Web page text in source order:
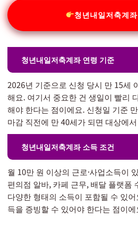
청년내일저축계
청년내일저축계좌 연령 기준
2026년 기준으로 신청 당시 만 15세
해요. 여기서 중요한 건 생일이 빨리
해야 한다는 점이에요. 신청일 기준
마감 직전에 만 40세가 되면 대상에
청년내일저축계좌 소득 조건
월 10만 원 이상의 근로·사업소득이
편의점 알바, 카페 근무, 배달 플랫폼
다양한 형태의 소득이 포함될 수 있
득을 증빙할 수 있어야 한다는 점이